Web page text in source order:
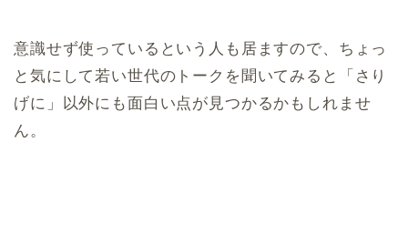
意識せず使っているという人も居ますので、ちょっ
と気にして若い世代のトークを聞いてみると「さり
げに」以外にも面白い点が見つかるかもしれませ
ん。